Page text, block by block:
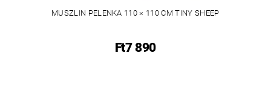
MUSZLIN PELENKA 110 × 110 CM TINY SHEEP
Ft7 890